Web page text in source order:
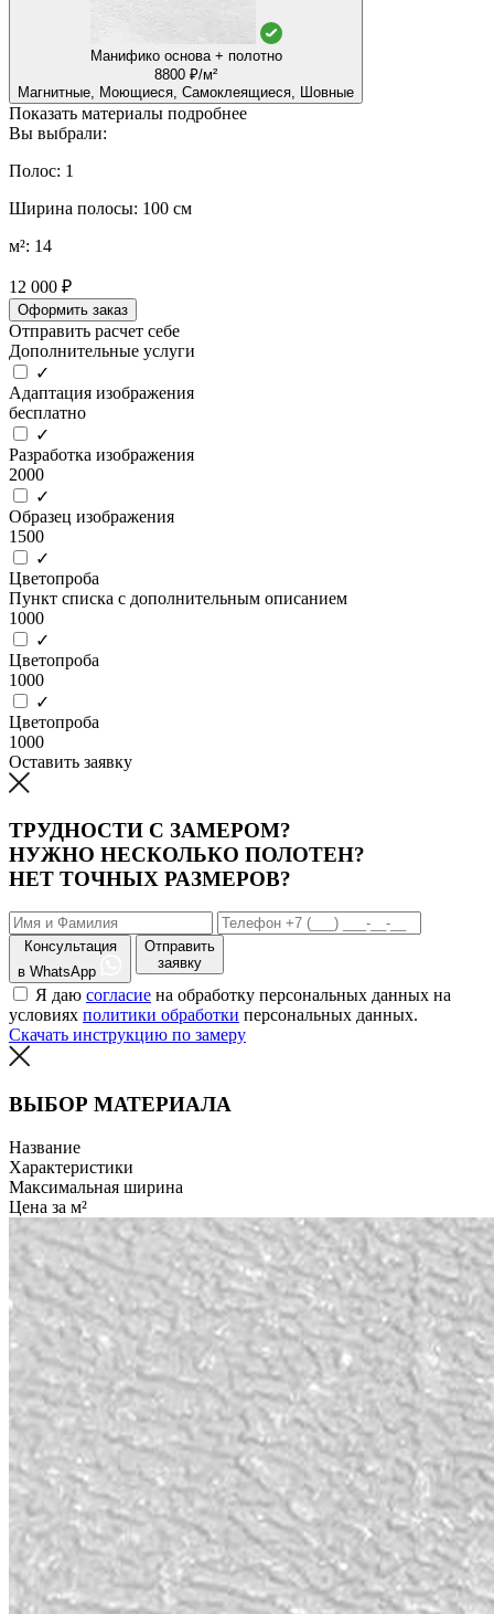
Манифико основа + полотно
8800 ₽/м²
Магнитные, Моющиеся, Самоклеящиеся, Шовные
Показать материалы подробнее
Вы выбрали:
Полос: 1
Ширина полосы: 100 см
м²: 14
12 000 ₽
Оформить заказ
Отправить расчет себе
Дополнительные услуги
✓
Адаптация изображения
бесплатно
✓
Разработка изображения
2000
✓
Образец изображения
1500
✓
Цветопроба
Пункт списка с дополнительным описанием
1000
✓
Цветопроба
1000
✓
Цветопроба
1000
Оставить заявку
ТРУДНОСТИ С ЗАМЕРОМ?
НУЖНО НЕСКОЛЬКО ПОЛОТЕН?
НЕТ ТОЧНЫХ РАЗМЕРОВ?
Консультация
в WhatsApp
Отправить
заявку
Я даю согласие на обработку персональных данных на
условиях политики обработки персональных данных.
Скачать инструкцию по замеру
ВЫБОР МАТЕРИАЛА
Название
Характеристики
Максимальная ширина
Цена за м²